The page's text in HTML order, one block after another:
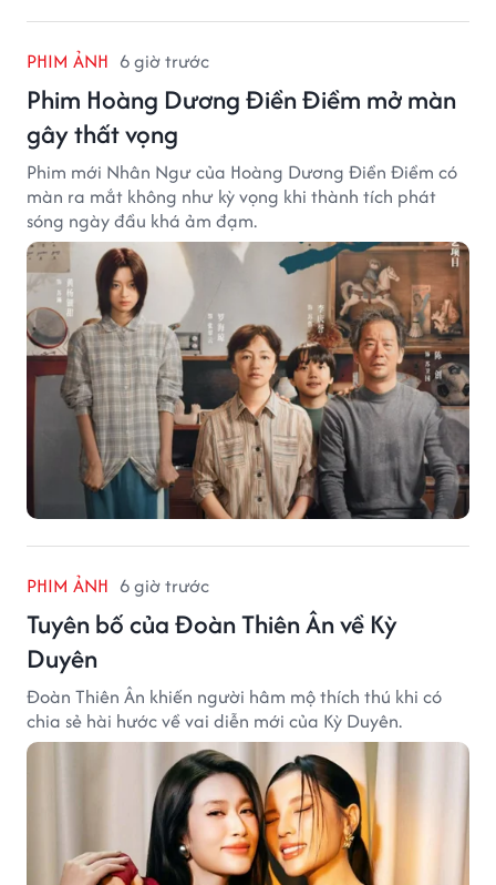
PHIM ẢNH 6 giờ trước
Phim Hoàng Dương Điền Điềm mở màn
gây thất vọng
Phim mới Nhân Ngư của Hoàng Dương Điền Điềm có
màn ra mắt không như kỳ vọng khi thành tích phát
sóng ngày đầu khá ảm đạm.
PHIM ẢNH 6 giờ trước
Tuyên bố của Đoàn Thiên Ân về Kỳ
Duyên
Đoàn Thiên Ân khiến người hâm mộ thích thú khi có
chia sẻ hài hước về vai diễn mới của Kỳ Duyên.